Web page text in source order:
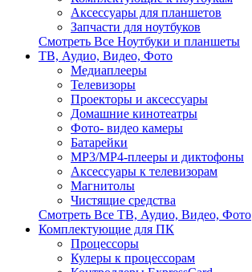
Аксессуары для планшетов
Запчасти для ноутбуков
Смотреть Все Ноутбуки и планшеты
ТВ, Аудио, Видео, Фото
Медиаплееры
Телевизоры
Проекторы и аксессуары
Домашние кинотеатры
Фото- видео камеры
Батарейки
MP3/MP4-плееры и диктофоны
Аксессуары к телевизорам
Магнитолы
Чистящие средства
Смотреть Все ТВ, Аудио, Видео, Фото
Комплектующие для ПК
Процессоры
Кулеры к процессорам